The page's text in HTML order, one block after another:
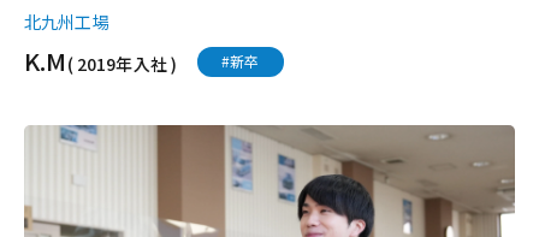
北九州工場
K.M ( 2019年入社 ) #新卒